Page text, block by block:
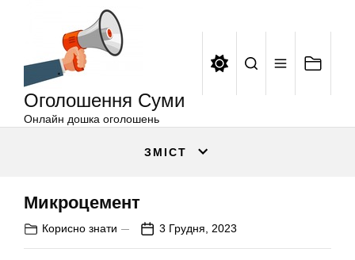
Оголошення Суми
Онлайн дошка оголошень
ЗМІСТ
Микроцемент
Корисно знати 3 Грудня, 2023